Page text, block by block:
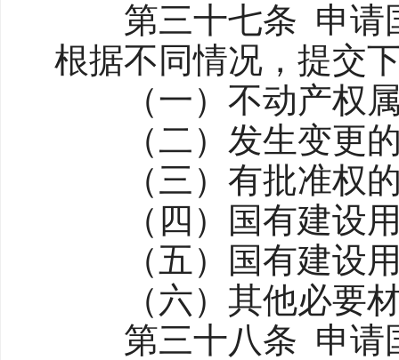
第三十七条 申请国
根据不同情况，提交
（一）不动产权属
（二）发生变更的
（三）有批准权的
（四）国有建设用
（五）国有建设用
（六）其他必要
第三十八条 申请国